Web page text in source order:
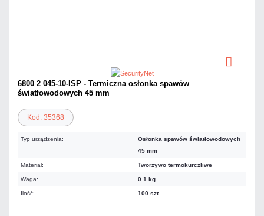
6800 2 045-10-ISP - Termiczna osłonka spawów
światłowodowych 45 mm
Kod: 35368
Typ urządzenia:
Osłonka spawów światłowodowych
45 mm
Materiał: Tworzywo termokurczliwe
Waga: 0.1 kg
Ilość: 100 szt.